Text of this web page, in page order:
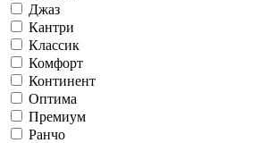
Джаз
Кантри
Классик
Комфорт
Континент
Оптима
Премиум
Ранчо